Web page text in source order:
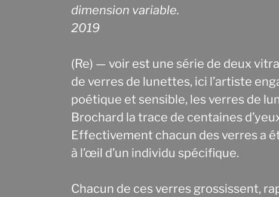
dimension variable.
2019
(Re) — voir est une série de deux
de verres de lunettes, ici l’artiste
poétique et sensible, les verres de
Brochard la trace de centaines
Effectivement chacun des verres a
à l’œil d’un individu spécifique.
Chacun de ces verres grossissent,